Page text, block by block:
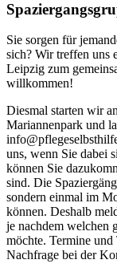
Sie sorgen für
sich? Wir treffen uns
Leipzig zum
willkommen!
Diesmal starten wir
Mariannenpark und
uns, wenn Sie dabei
können Sie
sind. Die
sondern einmal im
können. Deshalb
je nachdem welchen
möchte. Termine
Nachfrage bei der